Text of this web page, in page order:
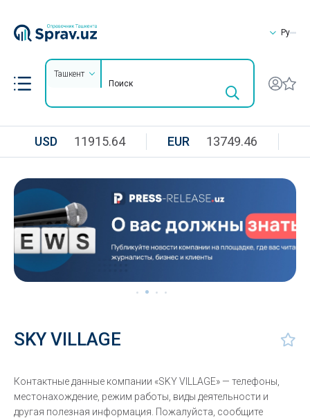
Ру
Ташкент
USD 11915.64 EUR 13749.46
SKY VILLAGE
Контактные данные компании «SKY VILLAGE» — телефоны,
местонахождение, режим работы, виды деятельности и
другая полезная информация. Пожалуйста, сообщите